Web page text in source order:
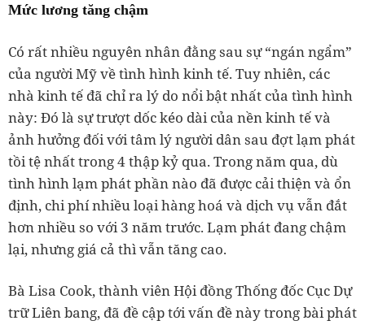
Mức lương tăng chậm
Có rất nhiều nguyên nhân đằng sau sự “ngán ngẩm”
của người Mỹ về tình hình kinh tế. Tuy nhiên, các
nhà kinh tế đã chỉ ra lý do nổi bật nhất của tình hình
này: Đó là sự trượt dốc kéo dài của nền kinh tế và
ảnh hưởng đối với tâm lý người dân sau đợt lạm phát
tồi tệ nhất trong 4 thập kỷ qua. Trong năm qua, dù
tình hình lạm phát phần nào đã được cải thiện và ổn
định, chi phí nhiều loại hàng hoá và dịch vụ vẫn đắt
hơn nhiều so với 3 năm trước. Lạm phát đang chậm
lại, nhưng giá cả thì vẫn tăng cao.
Bà Lisa Cook, thành viên Hội đồng Thống đốc Cục Dự
trữ Liên bang, đã đề cập tới vấn đề này trong bài phát